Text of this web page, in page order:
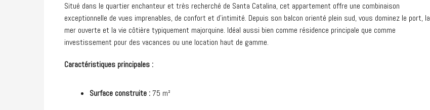
Situé dans le quartier enchanteur et très recherché de Santa Catalina, cet appartement offre une combinaison
exceptionnelle de vues imprenables, de confort et d’intimité. Depuis son balcon orienté plein sud, vous dominez le port, la
mer ouverte et la vie côtière typiquement majorquine. Idéal aussi bien comme résidence principale que comme
investissement pour des vacances ou une location haut de gamme.
Caractéristiques principales :
Surface construite : 75 m²